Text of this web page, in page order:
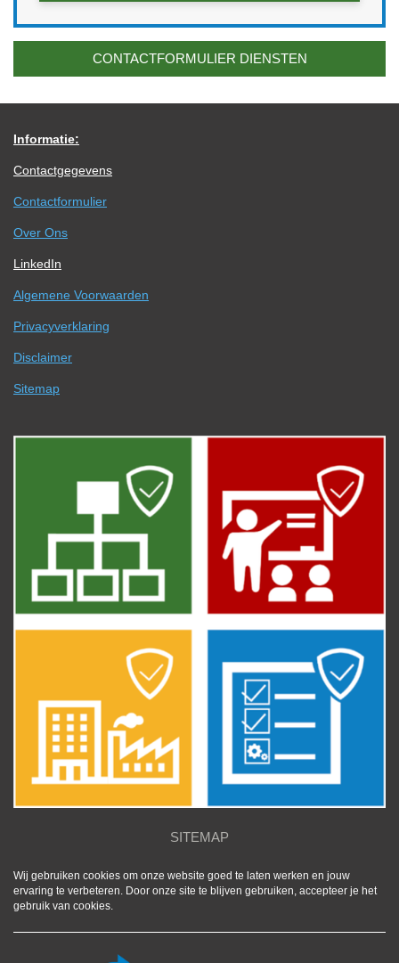
CONTACTFORMULIER DIENSTEN
Informatie:
Contactgegevens
Contactformulier
Over Ons
LinkedIn
Algemene Voorwaarden
Privacyverklaring
Disclaimer
Sitemap
SITEMAP
Wij gebruiken cookies om onze website goed te laten werken en jouw
ervaring te verbeteren. Door onze site te blijven gebruiken, accepteer je het
gebruik van cookies.